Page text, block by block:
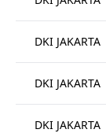
DKI JAKARTA
DKI JAKARTA
DKI JAKARTA